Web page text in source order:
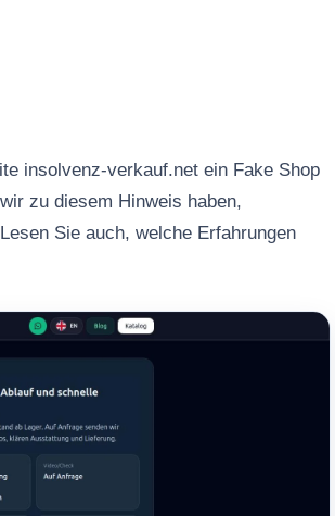
insolvenz-verkauf.net ein Fake Shop
zu diesem Hinweis haben,
Sie auch, welche Erfahrungen